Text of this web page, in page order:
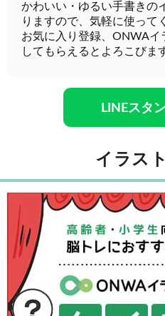
かわいい・ゆるい手書きの
りますので、気軽に使って
お気に入り登録、ONWAイ
してもらえるとよろこびま
LINEスタ
イラス